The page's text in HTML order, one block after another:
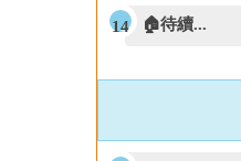
🏠待續...